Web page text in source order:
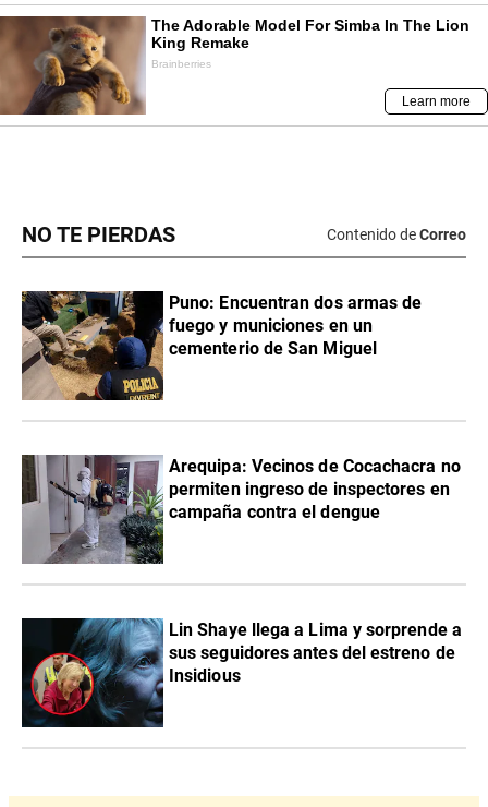
NO TE PIERDAS Contenido deCorreo
Puno: Encuentran dos armas de
fuego y municiones en un
cementerio de San Miguel
Arequipa: Vecinos de Cocachacra no
permiten ingreso de inspectores en
campaña contra el dengue
Lin Shaye llega a Lima y sorprende a
sus seguidores antes del estreno de
Insidious